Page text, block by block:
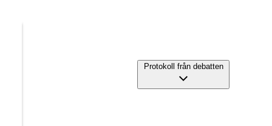
Protokoll från debatten